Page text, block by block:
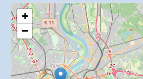
+
−